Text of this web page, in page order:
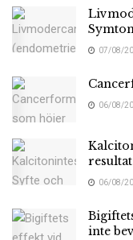
07/08/
06/08/
resultat
06/08/
inte